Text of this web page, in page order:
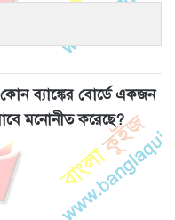
ব্যাঙ্কের বোর্ডে একজন
মনোনীত করেছে?